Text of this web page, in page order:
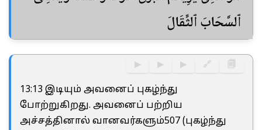
ٱلسَّحَابَ ٱلثِّقَالَ
▶ ▶ ▶ 🔗 🗐
13:13 இடியும் அவனைப் புகழ்ந்து
போற்றுகிறது. அவனைப் பற்றிய
அச்சத்தினால் வானவர்களும்507 (புகழ்ந்து